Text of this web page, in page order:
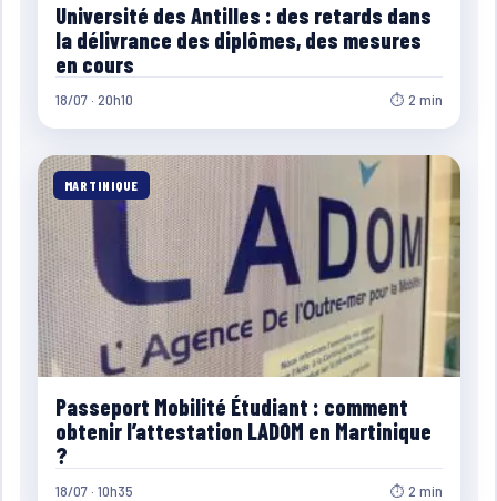
Université des Antilles : des retards dans
la délivrance des diplômes, des mesures
en cours
18/07 · 20h10 ⏱ 2 min
MARTINIQUE
Passeport Mobilité Étudiant : comment
obtenir l’attestation LADOM en Martinique
?
18/07 · 10h35 ⏱ 2 min